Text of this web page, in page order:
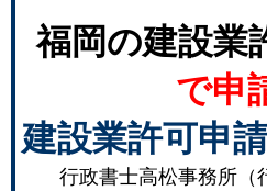
福岡の建設業
で申
建設業許可申
行政書士高松事務所（